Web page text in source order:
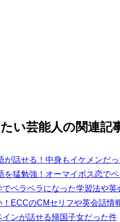
い芸能人の関連記
が話せる！中身もイケメンだ
を猛勉強！オーマイボス恋で
ペラペラになった学習法や英
ECCのCMセリフや英会話情
ンが話せる帰国子女だった件